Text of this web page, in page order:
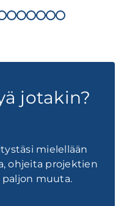
jotakin?
mielellään
ohjeita projektien
muuta.